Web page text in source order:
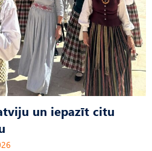
un iepazīt citu